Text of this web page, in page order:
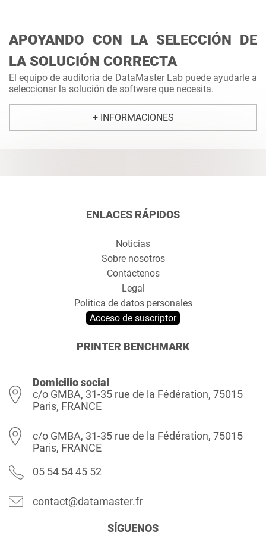
APOYANDO CON LA SELECCIÓN DE
LA SOLUCIÓN CORRECTA
El equipo de auditoría de DataMaster Lab puede ayudarle a
seleccionar la solución de software que necesita.
+ INFORMACIONES
ENLACES RÁPIDOS
Noticias
Sobre nosotros
Contáctenos
Legal
Politica de datos personales
Acceso de suscriptor
PRINTER BENCHMARK
Domicilio social
c/o GMBA, 31-35 rue de la Fédération, 75015
Paris, FRANCE
c/o GMBA, 31-35 rue de la Fédération, 75015
Paris, FRANCE
05 54 54 45 52
contact@datamaster.fr
SÍGUENOS